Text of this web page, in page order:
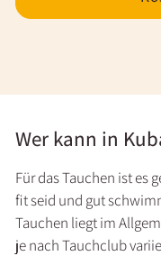
Wer kann in
Für das Tauchen ist es
fit seid und gut
Tauchen liegt im
je nach Tauchclub